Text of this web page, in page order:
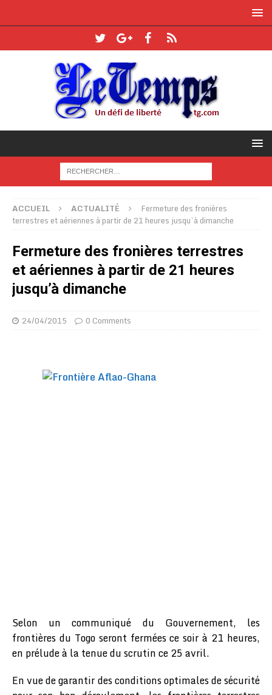
ACCUEIL ACTUALITÉ
Fermeture des fronières
terrestres et aériennes à partir de 21 heures jusqu’à dimanche
Fermeture des fronières terrestres
et aériennes à partir de 21 heures
jusqu’à dimanche
24/04/2015 0 Comments
Selon un communiqué du Gouvernement, les
frontières du Togo seront fermées ce soir à 21 heures,
en prélude à la tenue du scrutin ce 25 avril.
En vue de garantir des conditions optimales de sécurité